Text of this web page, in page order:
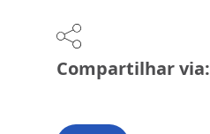
Compartilhar via: